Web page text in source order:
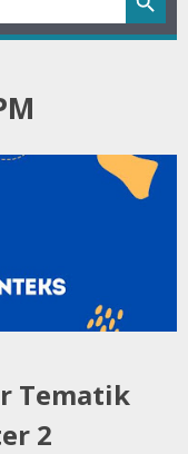
Tematik
2